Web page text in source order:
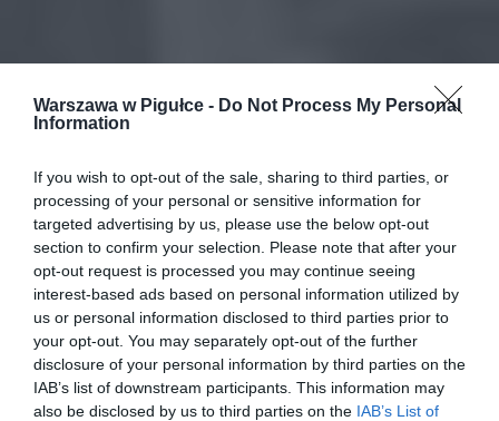
Warszawa w Pigułce - Do Not Process My Personal
Information
If you wish to opt-out of the sale, sharing to third parties, or
processing of your personal or sensitive information for
targeted advertising by us, please use the below opt-out
section to confirm your selection. Please note that after your
opt-out request is processed you may continue seeing
interest-based ads based on personal information utilized by
us or personal information disclosed to third parties prior to
your opt-out. You may separately opt-out of the further
disclosure of your personal information by third parties on the
IAB’s list of downstream participants. This information may
also be disclosed by us to third parties on the IAB’s List of